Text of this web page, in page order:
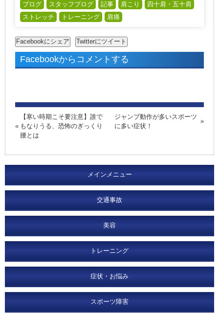
ブログ スタッフブログ 記事 肩こり
四十肩・五十肩
ストレッチ
トレーニング 肩痛
Facebookからコメントする
【寒い時期こそ要注意】誰で
もなりうる、恐怖のぎっくり
腰とは
ジャンプ動作が多いスポーツ
に多い症状！
メインメニュー
交通事故
美容
トレーニング
症状・お悩み
スポーツ障害